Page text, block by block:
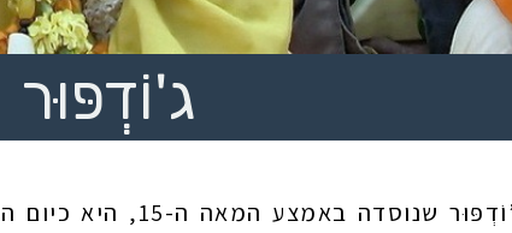
ג'וֹדְפּוּר
העיר ג’וֹדְפּוּר